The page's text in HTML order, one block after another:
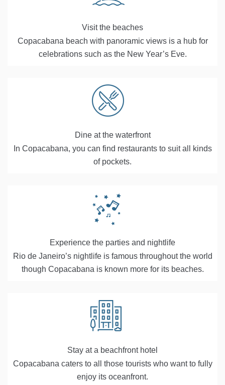
Visit the beaches
Copacabana beach with panoramic views is a hub for
celebrations such as the New Year’s Eve.
Dine at the waterfront
In Copacabana, you can find restaurants to suit all kinds
of pockets.
Experience the parties and nightlife
Rio de Janeiro’s nightlife is famous throughout the world
though Copacabana is known more for its beaches.
Stay at a beachfront hotel
Copacabana caters to all those tourists who want to fully
enjoy its oceanfront.